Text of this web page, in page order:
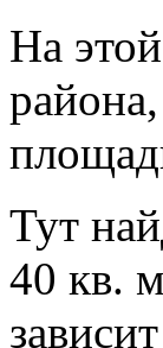
На
Тут
40 кв.